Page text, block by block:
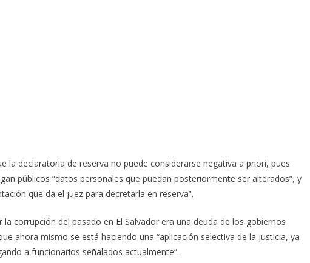
la declaratoria de reserva no puede considerarse negativa a priori, pues
públicos “datos personales que puedan posteriormente ser alterados”, y
que da el juez para decretarla en reserva”.
corrupción del pasado en El Salvador era una deuda de los gobiernos
ahora mismo se está haciendo una “aplicación selectiva de la justicia, ya
a funcionarios señalados actualmente”.